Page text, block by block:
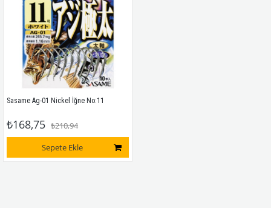
Sasame Ag-01 Nickel İğne No:11
₺168,75 ₺210,94
Sepete Ekle